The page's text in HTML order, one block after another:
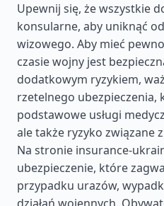
Upewnij się, że wszystkie
konsularne, aby uniknąć
wizowego. Aby mieć
czasie wojny jest
dodatkowym ryzykiem,
rzetelnego ubezpieczenia,
podstawowe usługi
ale także ryzyko związane
Na stronie insurance-
ubezpieczenie, które
przypadku urazów,